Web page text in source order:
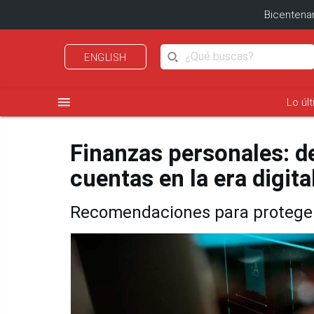
ENGLISH
menu Lo
Finanzas personales:
cuentas en la era
Recomendaciones para